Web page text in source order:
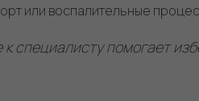
или воспалительные
специалисту помогает